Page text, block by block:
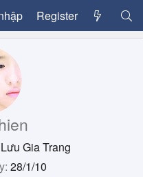
Register
Lưu Gia Trang
28/1/10